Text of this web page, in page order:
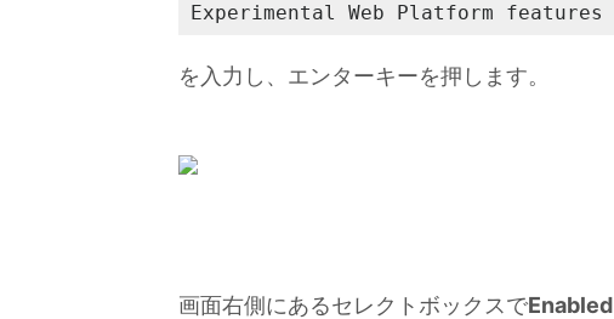
Experimental Web Platform features
を入力し、エンターキーを押します。
画面右側にあるセレクトボックスでEnabled